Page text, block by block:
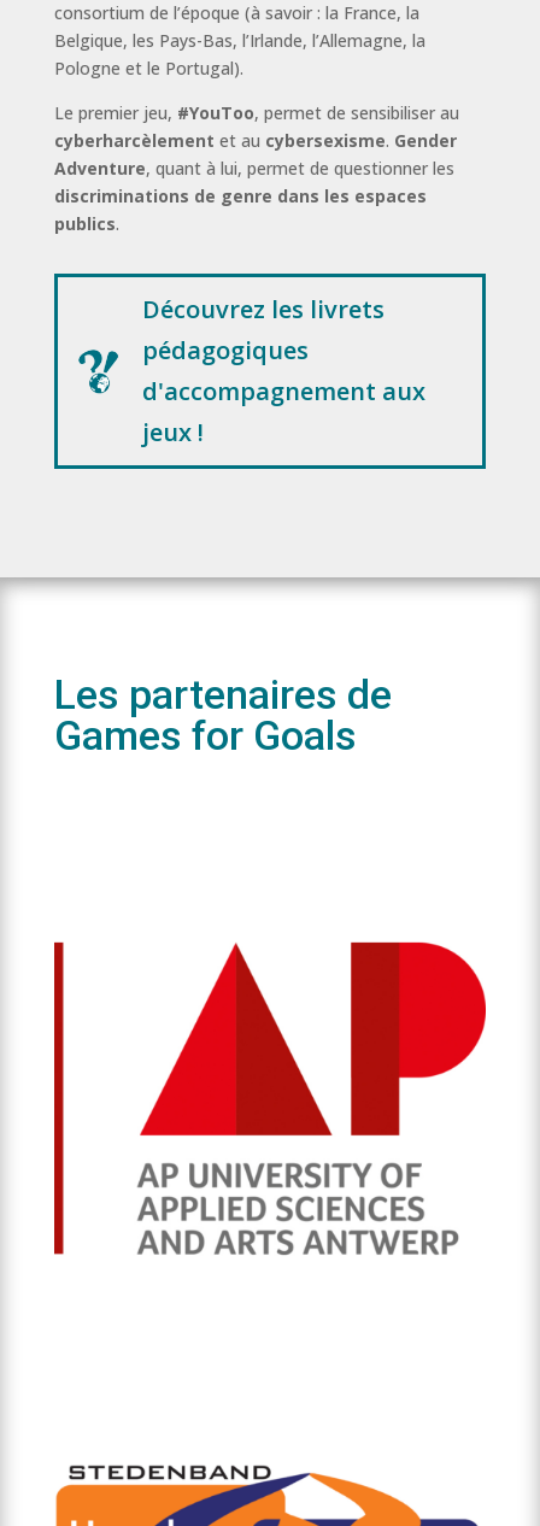
consortium de l’époque (à savoir : la France, la
Belgique, les Pays-Bas, l’Irlande, l’Allemagne, la
Pologne et le Portugal).
Le premier jeu, #YouToo, permet de sensibiliser au
cyberharcèlement et au cybersexisme. Gender
Adventure, quant à lui, permet de questionner les
discriminations de genre dans les espaces
publics.
Découvrez les livrets
pédagogiques
d'accompagnement aux
jeux !
Les partenaires de
Games for Goals